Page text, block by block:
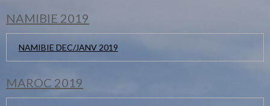
NAMIBIE 2019
NAMIBIE DEC/JANV 2019
MAROC 2019